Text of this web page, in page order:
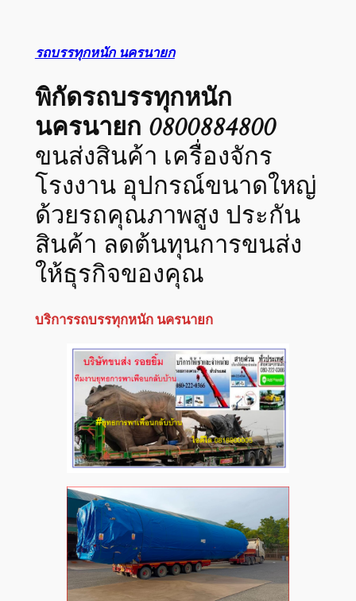
รถบรรทุกหนัก นครนายก
พิกัดรถบรรทุกหนัก
นครนายก 0800884800
ขนส่งสินค้า เครื่องจักร
โรงงาน อุปกรณ์ขนาดใหญ่
ด้วยรถคุณภาพสูง ประกัน
สินค้า ลดต้นทุนการขนส่ง
ให้ธุรกิจของคุณ
บริการรถบรรทุกหนัก นครนายก